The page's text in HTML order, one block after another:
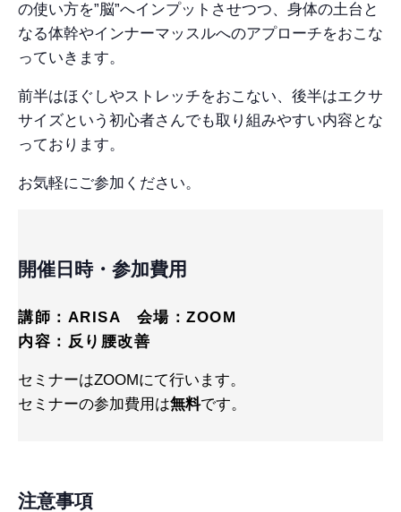
の使い方を”脳”へインプットさせつつ、身体の土台と
なる体幹やインナーマッスルへのアプローチをおこな
っていきます。
前半はほぐしやストレッチをおこない、後半はエクサ
サイズという初心者さんでも取り組みやすい内容とな
っております。
お気軽にご参加ください。
開催日時・参加費用
講師：ARISA 会場：ZOOM
内容：反り腰改善
セミナーはZOOMにて行います。
セミナーの参加費用は無料です。
注意事項